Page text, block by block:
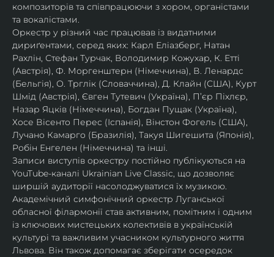
композиторів та співпрацюючи з хором, органістами
та вокалістами.
Оркестр у різний час працював із видатними
дириґентами, серед яких: Карл Еліазберг, Натан
Рахлін, Стефан Турчак, Володимир Кожухар, К. Етті
(Австрія), Ф. Моргенштерн (Німеччина), В. Ленардс
(Бельгія), О. Трглік (Словаччина), Д. Клайн (США), Курт
Шмід (Австрія), Євген Тутевич (Україна), П’єр Піхлєр,
Назар Яцків (Німеччина), Богдан Пущак (Україна),
Хосе Вісенто Перес (Іспанія), Вінстон Фогель (США),
Лучано Камарго (Бразилія), Такуя Шигешита (Японія),
Робін Енгелен (Німеччина) та інші.
Записи виступів оркестру постійно публікуються на
YouTube-каналі Ukrainian Live Classic, що дозволяє
ширшій аудиторії насолоджуватися їх музикою​.
Академічний симфонічний оркестр Луганської
обласної філармонії став активним, помітним і одним
із ключових мистецьких колективів в українській
культурі та важливим учасником культурного життя
Львова. Він також допомагає зберігати осередок